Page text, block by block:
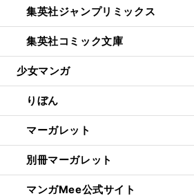
集英社ジャンプリミックス
集英社コミック文庫
少女マンガ
りぼん
マーガレット
別冊マーガレット
マンガMee公式サイト